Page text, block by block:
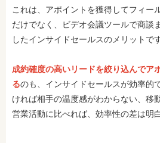
これは、アポイントを獲得してフィー
だけでなく、ビデオ会議ツールで商談
したインサイドセールスのメリットです
成約確度の高いリードを絞り込んでア
るのも、インサイドセールスが効率的
ければ相手の温度感がわからない、移
営業活動に比べれば、効率性の差は明